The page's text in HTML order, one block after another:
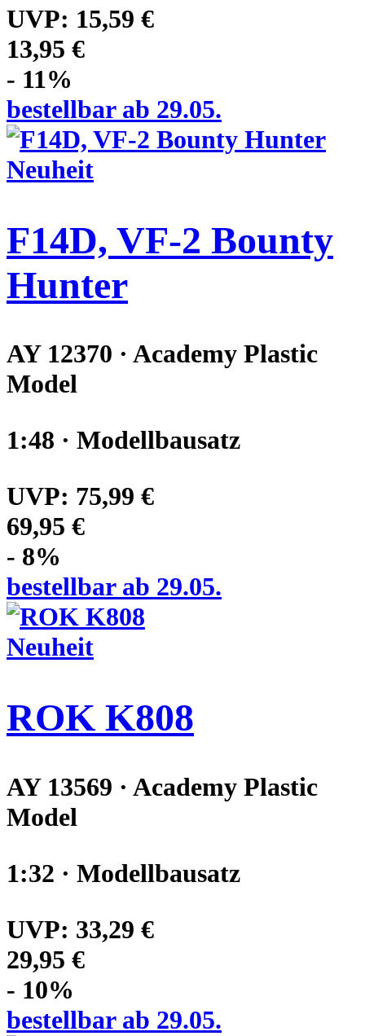
UVP: 15,59 €
13,95 €
- 11%
bestellbar ab 29.05.
Neuheit
F14D, VF-2 Bounty
Hunter
AY 12370 · Academy Plastic
Model
1:48 · Modellbausatz
UVP: 75,99 €
69,95 €
- 8%
bestellbar ab 29.05.
Neuheit
ROK K808
AY 13569 · Academy Plastic
Model
1:32 · Modellbausatz
UVP: 33,29 €
29,95 €
- 10%
bestellbar ab 29.05.